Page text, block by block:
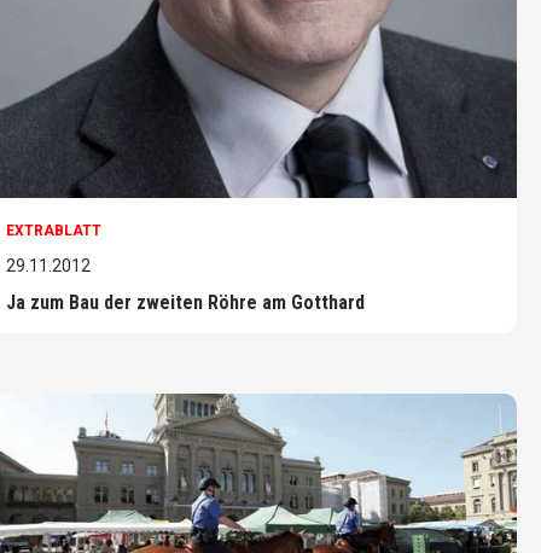
EXTRABLATT
29.11.2012
Ja zum Bau der zweiten Röhre am Gotthard